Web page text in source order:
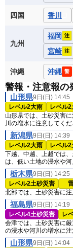
四国 香川
九州
福岡 注
宮崎 注
沖縄 沖縄 警
警報・注意報の
山形県9日(日) 14:45
レベル2大雨
レベル
山形県では、土砂災害
川の増水に注意してくだ
新潟県9日(日) 14:39
レベル2大雨
レベル
下越、中越、上越では
は、低い土地の浸水や河
栃木県9日(日) 14:25
レベル2土砂災害
北部では、土砂災害に注
福島県9日(日) 14:19
レベル4土砂災害
レ
会津では、土砂災害に
の浸水や河川の増水に注
山形県9日(日) 14:04